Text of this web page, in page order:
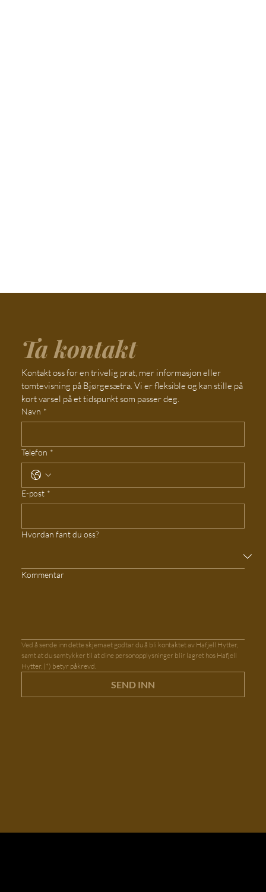
Ta kontakt
Kontakt oss for en trivelig prat, mer informasjon eller
tomtevisning på Bjørgesætra. Vi er fleksible og kan stille på
kort varsel på et tidspunkt som passer deg.
Navn *
Telefon *
E-post *
Hvordan fant du oss?
Kommentar
Ved å sende inn dette skjemaet godtar du å bli kontaktet av Hafjell Hytter,
samt at du samtykker til at dine personopplysninger blir lagret hos Hafjell
Hytter. (*) betyr påkrevd.
SEND INN